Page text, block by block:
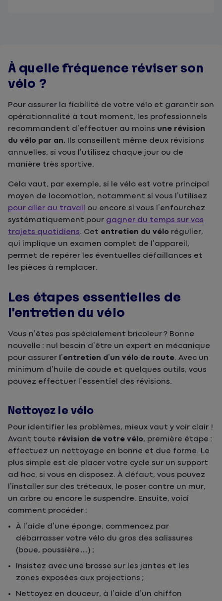
À quelle fréquence réviser son
vélo ?
Pour assurer la fiabilité de votre vélo et garantir son
opérationnalité à tout moment, les professionnels
recommandent d’effectuer au moins une révision
du vélo par an. Ils conseillent même deux révisions
annuelles, si vous l’utilisez chaque jour ou de
manière très sportive.
Cela vaut, par exemple, si le vélo est votre principal
moyen de locomotion, notamment si vous l’utilisez
pour aller au travail ou encore si vous l’enfourchez
systématiquement pour gagner du temps sur vos
trajets quotidiens. Cet entretien du vélo régulier,
qui implique un examen complet de l’appareil,
permet de repérer les éventuelles défaillances et
les pièces à remplacer.
Les étapes essentielles de
l’entretien du vélo
Vous n’êtes pas spécialement bricoleur ? Bonne
nouvelle : nul besoin d’être un expert en mécanique
pour assurer l’entretien d’un vélo de route. Avec un
minimum d’huile de coude et quelques outils, vous
pouvez effectuer l’essentiel des révisions.
Nettoyez le vélo
Pour identifier les problèmes, mieux vaut y voir clair !
Avant toute révision de votre vélo, première étape :
effectuez un nettoyage en bonne et due forme. Le
plus simple est de placer votre cycle sur un support
ad hoc, si vous en disposez. À défaut, vous pouvez
l’installer sur des tréteaux, le poser contre un mur,
un arbre ou encore le suspendre. Ensuite, voici
comment procéder :
À l’aide d’une éponge, commencez par
débarrasser votre vélo du gros des salissures
(boue, poussière…) ;
Insistez avec une brosse sur les jantes et les
zones exposées aux projections ;
Nettoyez en douceur, à l’aide d’un chiffon